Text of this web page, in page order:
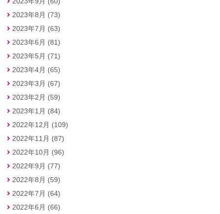
2023年8月 (73)
2023年7月 (63)
2023年6月 (81)
2023年5月 (71)
2023年4月 (65)
2023年3月 (67)
2023年2月 (59)
2023年1月 (84)
2022年12月 (109)
2022年11月 (87)
2022年10月 (96)
2022年9月 (77)
2022年8月 (59)
2022年7月 (64)
2022年6月 (66)